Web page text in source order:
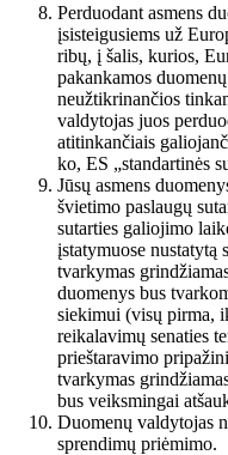
Perduodant asmens
įsisteigusiems už
ribų, į šalis, kurios,
pakankamos
neužtikrinančios
valdytojas juos
atitinkančiais
ko, ES „standartinės
Jūsų asmens
švietimo paslaugų
sutarties galiojimo
įstatymuose nustatytą
tvarkymas
duomenys bus
siekimui (visų pirma,
reikalavimų senaties
prieštaravimo
tvarkymas
bus veiksmingai
Duomenų valdytojas
sprendimų priėmimo.